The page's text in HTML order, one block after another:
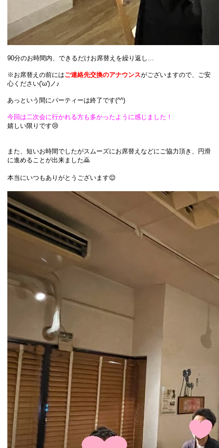
90分のお時間内、できるだけお席替えを繰り返し…
※お席替えの前にはご連絡先交換のアナウンスがございますので、ご安
心ください('ω')ノ♪
あっという間にパーティーは終了です(^^)
今回は二次会に行かれる方も多かったように感じました！
嬉しい限りです😢
また、短いお時間でしたがスムーズにお席替えなどにご協力頂き、円滑
に進めることが出来ました🙇
本当にいつもありがとうございます😌